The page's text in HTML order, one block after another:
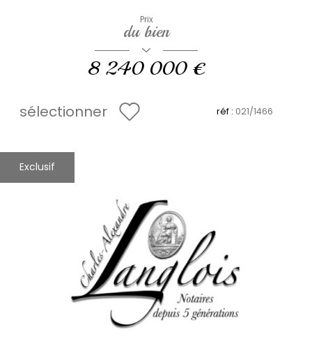
Prix
du bien
8 240 000 €
sélectionner réf : 021/1466
Exclusif